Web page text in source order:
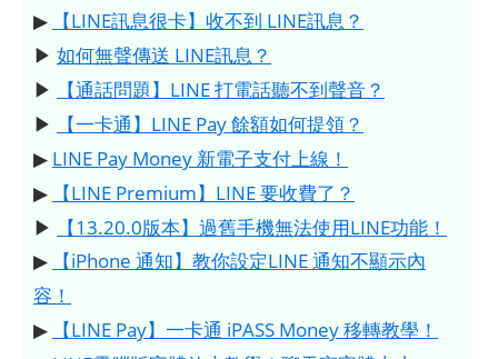
▶
【LINE訊息很卡】收不到 LINE訊息？
▶ 如何無聲傳送 LINE訊息？
▶
【通話問題】LINE 打電話聽不到聲音？
▶
【一卡通】LINE Pay 餘額如何提領？
▶ LINE Pay Money 新電子支付上線！
▶
【LINE Premium】LINE 要收費了？
▶
【13.20.0版本】過舊手機無法使用LINE功能！
▶
【iPhone 通知】教你設定LINE 通知不顯示內
容！
▶
【LINE Pay】一卡通 iPASS Money 移轉教學！